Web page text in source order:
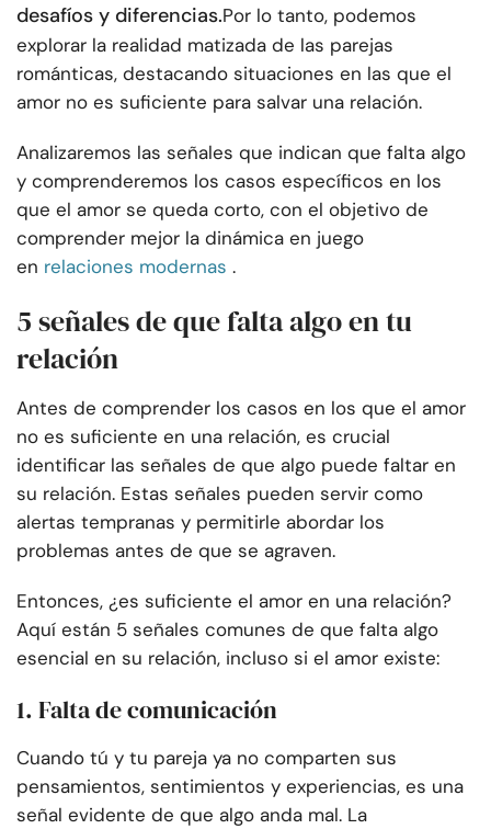
desafíos y diferencias.Por lo tanto, podemos
explorar la realidad matizada de las parejas
románticas, destacando situaciones en las que el
amor no es suficiente para salvar una relación.
Analizaremos las señales que indican que falta algo
y comprenderemos los casos específicos en los
que el amor se queda corto, con el objetivo de
comprender mejor la dinámica en juego
en relaciones modernas .
5 señales de que falta algo en tu
relación
Antes de comprender los casos en los que el amor
no es suficiente en una relación, es crucial
identificar las señales de que algo puede faltar en
su relación. Estas señales pueden servir como
alertas tempranas y permitirle abordar los
problemas antes de que se agraven.
Entonces, ¿es suficiente el amor en una relación?
Aquí están 5 señales comunes de que falta algo
esencial en su relación, incluso si el amor existe:
1. Falta de comunicación
Cuando tú y tu pareja ya no comparten sus
pensamientos, sentimientos y experiencias, es una
señal evidente de que algo anda mal. La